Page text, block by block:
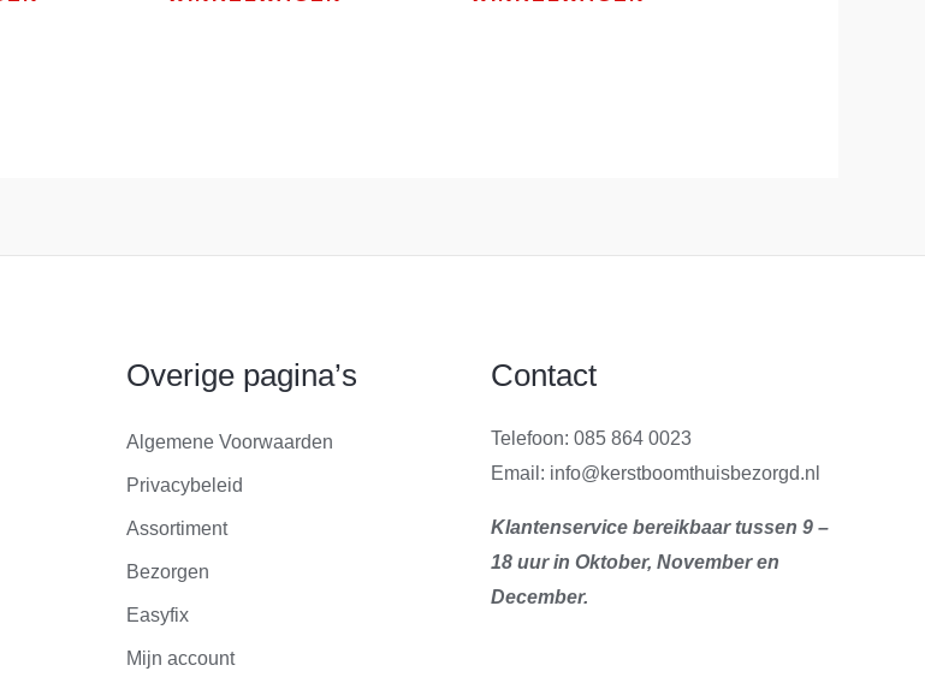
Overige pagina’s
Algemene Voorwaarden
Privacybeleid
Assortiment
Bezorgen
Easyfix
Mijn account
Contact
Telefoon: 085 864 0023
Email: info@kerstboomthuisbezorgd.nl
Klantenservice bereikbaar tussen 9 –
18 uur in Oktober, November en
December.